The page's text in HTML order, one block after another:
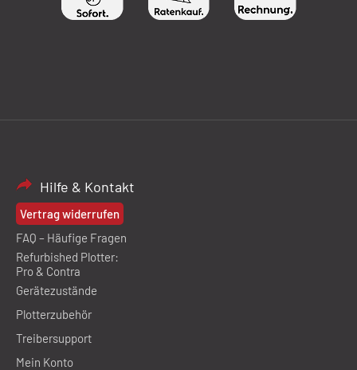
Hilfe & Kontakt
Vertrag widerrufen
FAQ – Häufige Fragen
Refurbished Plotter:
Pro & Contra
Gerätezustände
Plotterzubehör
Treibersupport
Mein Konto